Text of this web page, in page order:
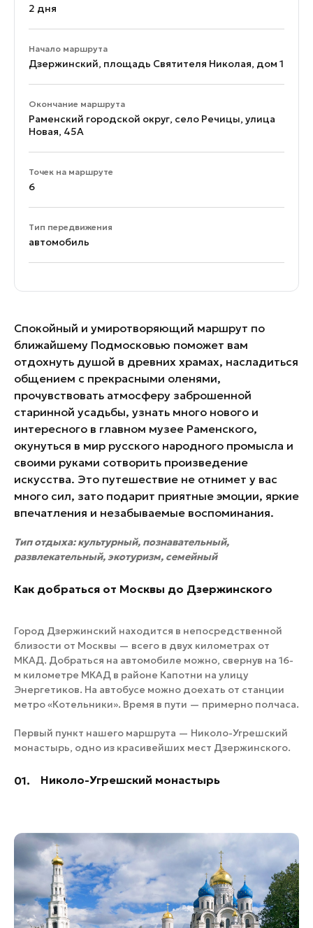
2 дня
Начало маршрута
Дзержинский, площадь Святителя Николая, дом 1
Окончание маршрута
Раменский городской округ, село Речицы, улица
Новая, 45А
Точек на маршруте
6
Тип передвижения
автомобиль
Спокойный и умиротворяющий маршрут по
ближайшему Подмосковью поможет вам
отдохнуть душой в древних храмах, насладиться
общением с прекрасными оленями,
прочувствовать атмосферу заброшенной
старинной усадьбы, узнать много нового и
интересного в главном музее Раменского,
окунуться в мир русского народного промысла и
своими руками сотворить произведение
искусства. Это путешествие не отнимет у вас
много сил, зато подарит приятные эмоции, яркие
впечатления и незабываемые воспоминания.
Тип отдыха: культурный, познавательный,
развлекательный, экотуризм, семейный
Как добраться от Москвы до Дзержинского
Город Дзержинский находится в непосредственной
близости от Москвы — всего в двух километрах от
МКАД. Добраться на автомобиле можно, свернув на 16-
м километре МКАД в районе Капотни на улицу
Энергетиков. На автобусе можно доехать от станции
метро «Котельники». Время в пути — примерно полчаса.
Первый пункт нашего маршрута — Николо-Угрешский
монастырь, одно из красивейших мест Дзержинского.
01. Николо-Угрешский монастырь